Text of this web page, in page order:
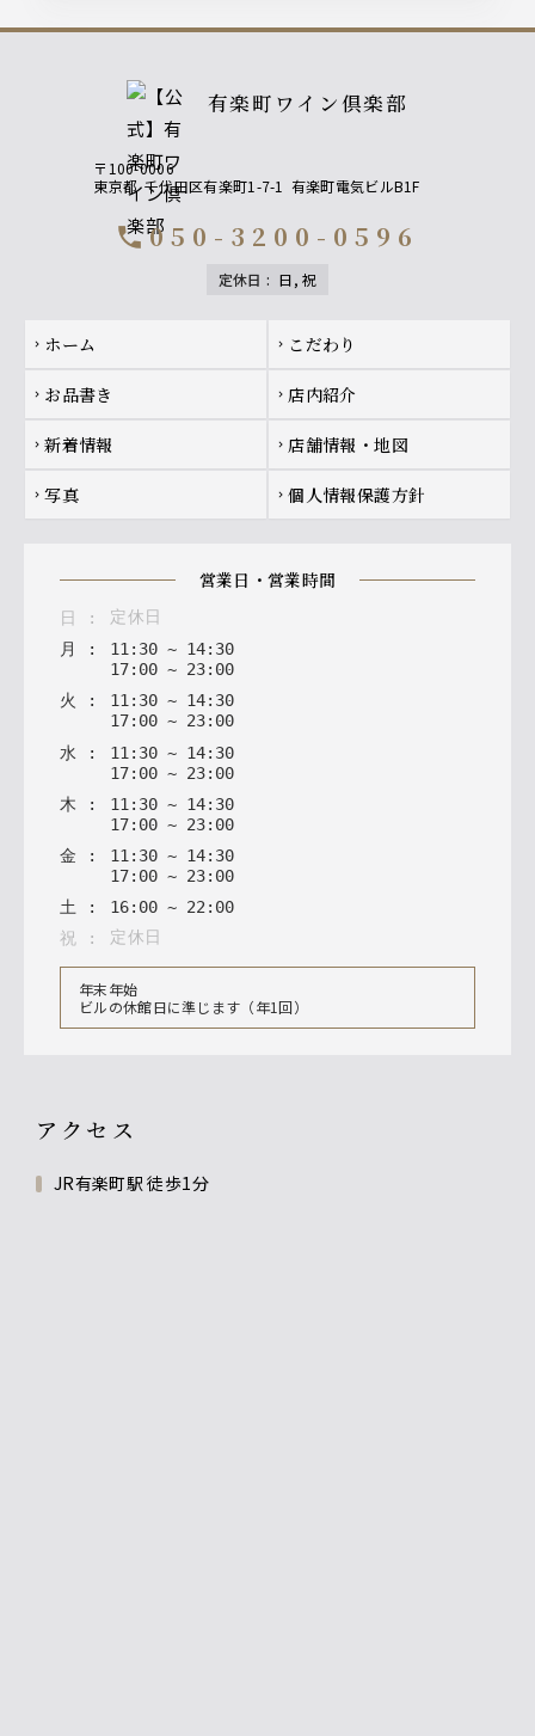
有楽町ワイン倶楽部
〒100-0006
東京都 千代田区有楽町1-7-1 有楽町電気ビルB1F
call050-3200-0596
定休日 : 日, 祝
Footer navigation
chevron_right ホーム chevron_right こだわり
chevron_right お品書き chevron_right 店内紹介
chevron_right 新着情報 chevron_right 店舗情報・地図
chevron_right 写真 chevron_right 個人情報保護方針
営業日・営業時間
日 :
定休日
月
: 11: 30 ~ 14: 30
17: 00 ~ 23: 00
火
: 11: 30 ~ 14: 30
17: 00 ~ 23: 00
水 : 11 : 30 ~ 14: 30
17: 00 ~ 23: 00
木 : 11 : 30 ~ 14: 30
17: 00 ~ 23: 00
金 : 11 : 30 ~ 14: 30
17: 00 ~ 23: 00
土 : 16: 00 ~ 22 : 00
祝 : 定休日
年末年始
ビルの休館日に準じます（年1回）
アクセス
JR有楽町駅 徒歩1分